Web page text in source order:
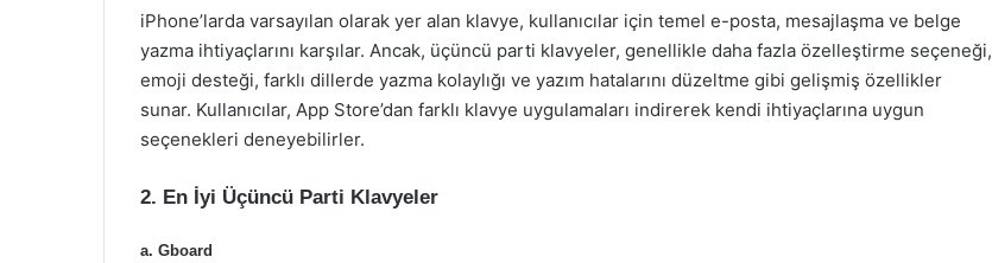
iPhone’larda varsayılan olarak yer alan klavye, kullanıcılar için temel e-posta, mesajlaşma ve belge
yazma ihtiyaçlarını karşılar. Ancak, üçüncü parti klavyeler, genellikle daha fazla özelleştirme seçeneği,
emoji desteği, farklı dillerde yazma kolaylığı ve yazım hatalarını düzeltme gibi gelişmiş özellikler
sunar. Kullanıcılar, App Store’dan farklı klavye uygulamaları indirerek kendi ihtiyaçlarına uygun
seçenekleri deneyebilirler.
2. En İyi Üçüncü Parti Klavyeler
a. Gboard